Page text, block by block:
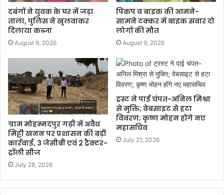
दबंगों ने युवक के घर में जड़ा
ताला, पुलिस ने खुलवाकर
दिलाया कब्जा
August 9, 2026
पिकप व बाइक की आमने-
सामने टक्कर में बाइक सवार दो
लोगों की मौत
August 9, 2026
ग्राम मोहम्मदपुर गढ़ी में अवैध
मिट्टी खनन पर प्रशासन की बड़ी
कार्रवाई, 3 जेसीबी एवं 2 ट्रैक्टर-
ट्रॉली सीज
July 28, 2026
ट्रस्ट ने पाई चंपत-अनिल मिश्रा
से मुक्ति; वेबसाइट से हटा
विवरण; कृष्ण मोहन होंगे नए
महासचिव
July 21, 2026